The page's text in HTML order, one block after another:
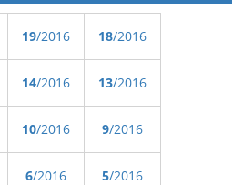
19/2016 18/2016
14/2016 13/2016
10/2016 9/2016
6/2016 5/2016